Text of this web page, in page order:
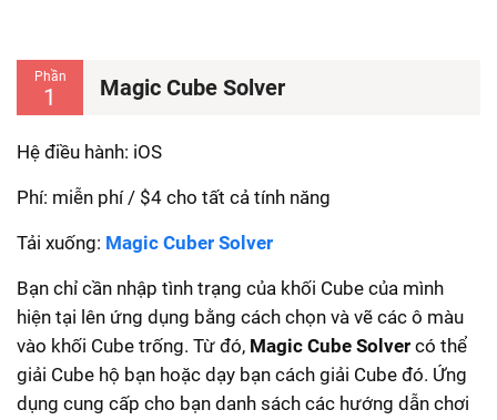
Phần
1 Magic Cube Solver
Hệ điều hành: iOS
Phí: miễn phí / $4 cho tất cả tính năng
Tải xuống: Magic Cuber Solver
Bạn chỉ cần nhập tình trạng của khối Cube của mình
hiện tại lên ứng dụng bằng cách chọn và vẽ các ô màu
vào khối Cube trống. Từ đó, Magic Cube Solver có thể
giải Cube hộ bạn hoặc dạy bạn cách giải Cube đó. Ứng
dụng cung cấp cho bạn danh sách các hướng dẫn chơi